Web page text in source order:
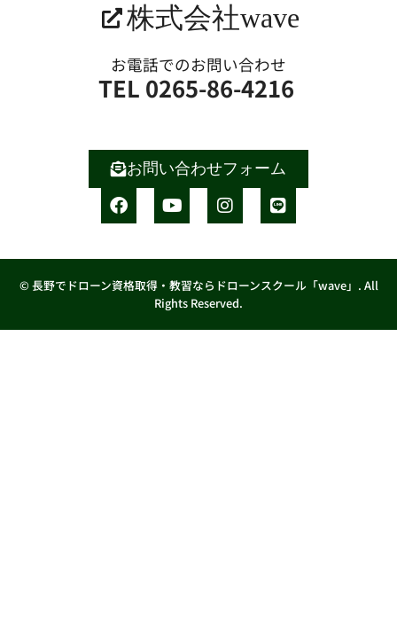
株式会社wave
お電話でのお問い合わせ
TEL 0265-86-4216
お問い合わせフォーム
© 長野でドローン資格取得・教習ならドローンスクール「wave」. All
Rights Reserved.